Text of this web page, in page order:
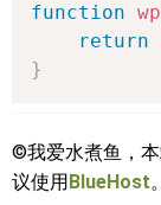
function
return
}
©我爱水煮鱼，本
议使用BlueHost。